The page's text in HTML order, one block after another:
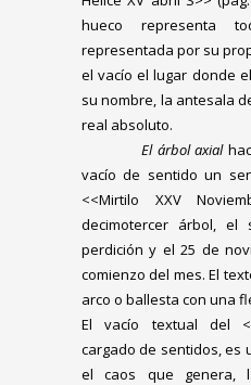
hueco representa
representada por su
el vacío el lugar donde
su nombre, la antesala
real absoluto.
El árbol axial
vacío de sentido un
<<Mirtilo XXV
decimotercer árbol,
perdición y el 25 de
comienzo del mes. El
arco o ballesta con una
El vacío textual del
cargado de sentidos, es
el caos que genera,